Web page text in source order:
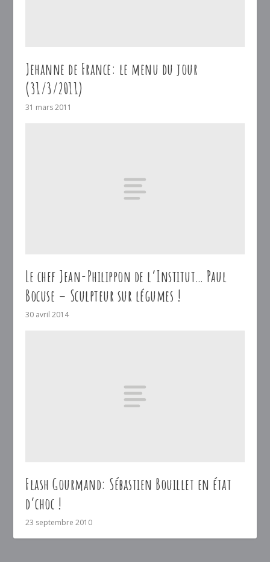
Jehanne de France: le menu du jour
(31/3/2011)
31 mars 2011
Le chef Jean-Philippon de l’Institut… Paul
Bocuse – Sculpteur sur légumes !
30 avril 2014
Flash Gourmand: Sébastien Bouillet en état
d’choc !
23 septembre 2010